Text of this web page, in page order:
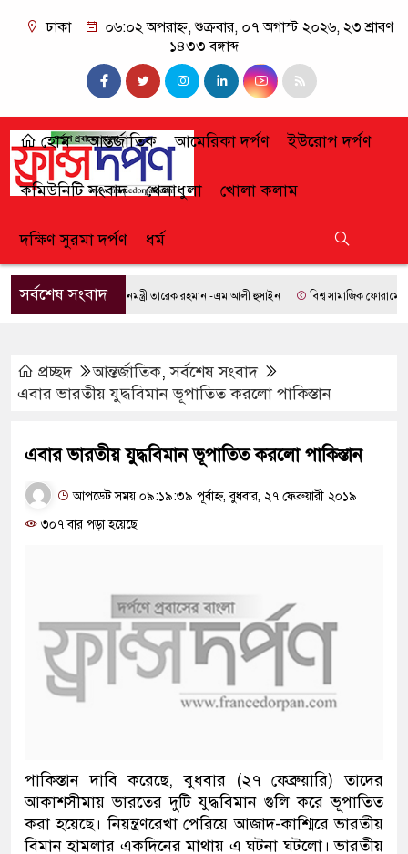
ঢাকা
০৬:০২ অপরাহ্ন, শুক্রবার, ০৭ অগাস্ট ২০২৬, ২৩ শ্রাবণ
১৪৩৩ বঙ্গাব্দ
হোম আন্তর্জাতিক আমেরিকা দর্পণ ইউরোপ দর্পণ
কমিউনিটি সংবাদ খেলাধুলা খোলা কলাম
দক্ষিণ সুরমা দর্পণ ধর্ম
সর্বশেষ সংবাদপ্রধানমন্ত্রী তারেক রহমান -এম আলী হুসাইন বিশ্ব সামাজিক ফোরামে যোগ
প্রচ্ছদ আন্তর্জাতিক,সর্বশেষ সংবাদ
এবার ভারতীয় যুদ্ধবিমান ভূপাতিত করলো পাকিস্তান
এবার ভারতীয় যুদ্ধবিমান ভূপাতিত করলো পাকিস্তান
আপডেট সময় ০৯:১৯:৩৯ পূর্বাহ্ন, বুধবার, ২৭ ফেব্রুয়ারী ২০১৯
৩০৭ বার পড়া হয়েছে
পাকিস্তান দাবি করেছে, বুধবার (২৭ ফেব্রুয়ারি) তাদের
আকাশসীমায় ভারতের দুটি যুদ্ধবিমান গুলি করে ভূপাতিত
করা হয়েছে। নিয়ন্ত্রণরেখা পেরিয়ে আজাদ-কাশ্মিরে ভারতীয়
বিমান হামলার একদিনের মাথায় এ ঘটনা ঘটলো। ভারতীয়